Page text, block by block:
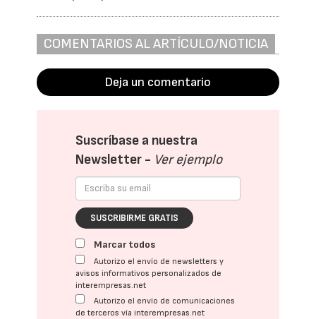
COMENTARIOS AL ARTÍCULO/NOTICIA
Deja un comentario
Suscríbase a nuestra
Newsletter - Ver ejemplo
SUSCRIBIRME GRATIS
Marcar todos
Autorizo el envío de newsletters y
avisos informativos personalizados de
interempresas.net
Autorizo el envío de comunicaciones
de terceros vía interempresas.net